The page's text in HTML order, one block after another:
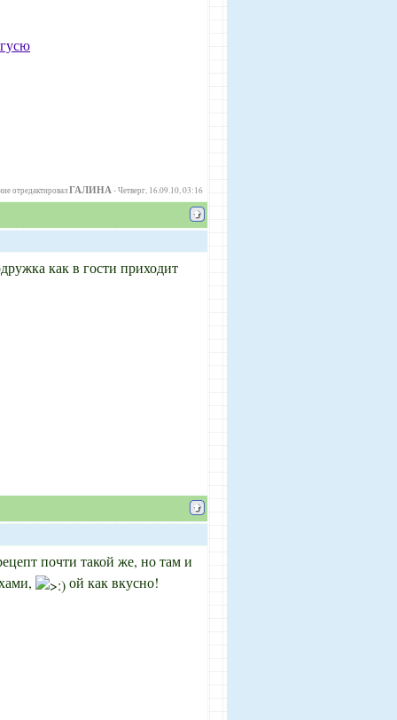
отредактировалГАЛИНА-Четверг, 16.09.10, 03:16
как в гости приходит
почти такой же, но там и
ой как вкусно!